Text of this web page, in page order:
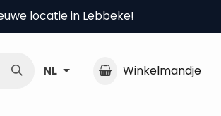
locatie in Lebbeke!
NL Winkelmandje